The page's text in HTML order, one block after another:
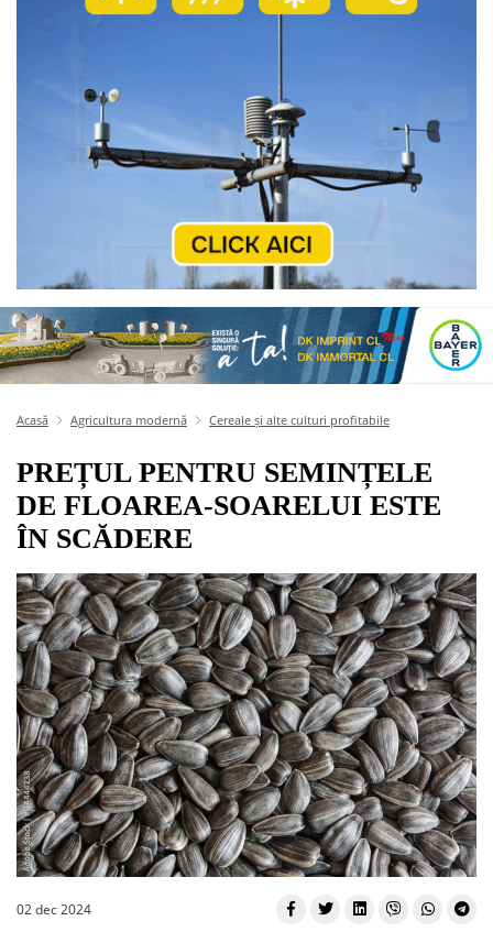
Acasă Agricultura modernă Cereale și alte culturi profitabile
PREȚUL PENTRU SEMINȚELE
DE FLOAREA-SOARELUI ESTE
ÎN SCĂDERE
02 dec 2024